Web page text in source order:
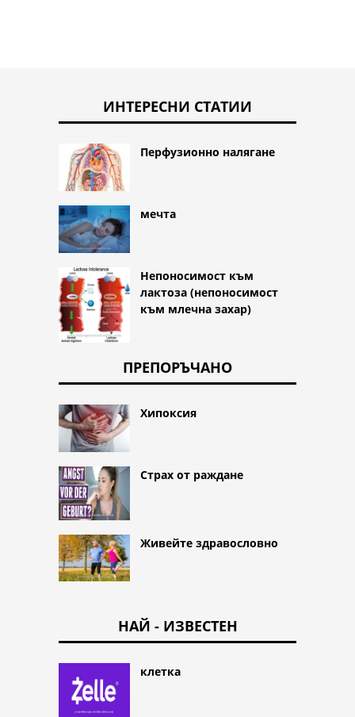
ИНТЕРЕСНИ СТАТИИ
Перфузионно налягане
мечта
Непоносимост към
лактоза (непоносимост
към млечна захар)
ПРЕПОРЪЧАНО
Хипоксия
Страх от раждане
Живейте здравословно
НАЙ - ИЗВЕСТЕН
клетка